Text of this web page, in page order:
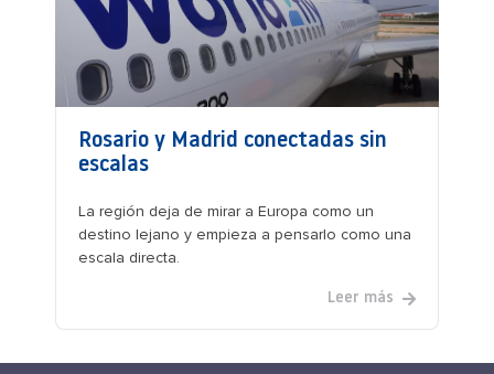
Rosario y Madrid conectadas sin
escalas
La región deja de mirar a Europa como un
destino lejano y empieza a pensarlo como una
escala directa.
Leer más